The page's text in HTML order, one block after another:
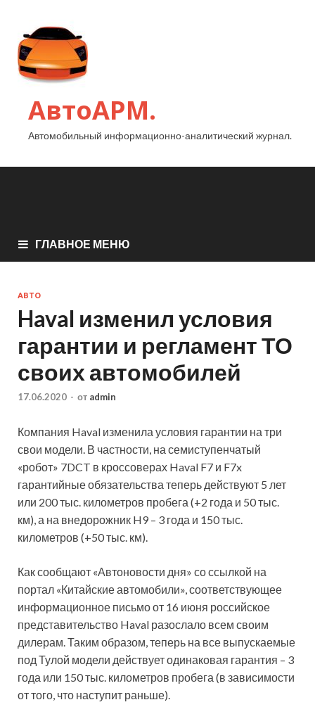
АвтоАРМ.
Автомобильный информационно-аналитический журнал.
ГЛАВНОЕ МЕНЮ
АВТО
Haval изменил условия
гарантии и регламент ТО
своих автомобилей
17.06.2020 - от admin
Компания Haval изменила условия гарантии на три
свои модели. В частности, на семиступенчатый
«робот» 7DCT в кроссоверах Haval F7 и F7x
гарантийные обязательства теперь действуют 5 лет
или 200 тыс. километров пробега (+2 года и 50 тыс.
км), а на внедорожник H9 – 3 года и 150 тыс.
километров (+50тыс. км).
Как сообщают «Автоновости дня» со ссылкой на
портал «Китайские автомобили», соответствующее
информационное письмо от 16 июня российское
представительство Haval разослало всем своим
дилерам. Таким образом, теперь на все выпускаемые
под Тулой модели действует одинаковая гарантия – 3
года или 150 тыс. километров пробега (в зависимости
от того, что наступит раньше).